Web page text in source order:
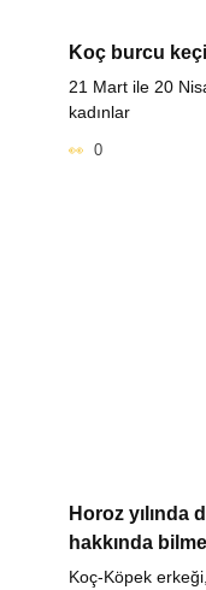
Koç burcu keçi
21 Mart ile 20
kadınlar
0
Horoz yılında
hakkında
Koç-Köpek